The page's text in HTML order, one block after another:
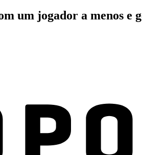
um jogador a menos e